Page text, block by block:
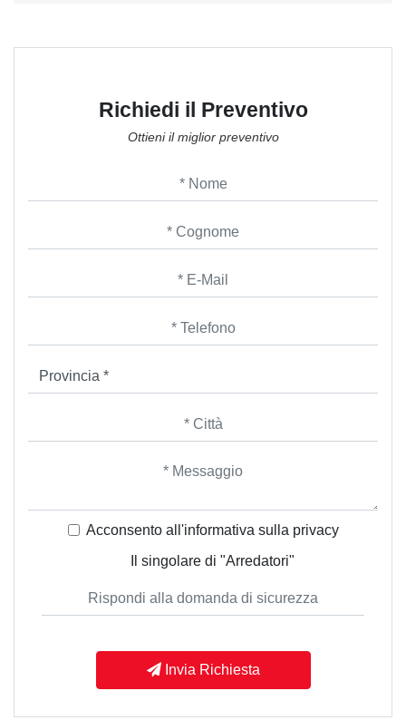
Richiedi il Preventivo
Ottieni il miglior preventivo
Acconsento all'informativa sulla privacy
Il singolare di "Arredatori"
Invia Richiesta